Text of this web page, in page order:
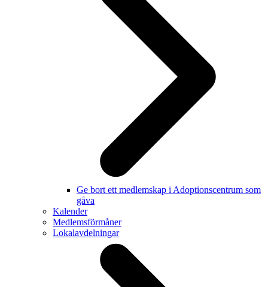
Ge bort ett medlemskap i Adoptionscentrum som
gåva
Kalender
Medlemsförmåner
Lokalavdelningar